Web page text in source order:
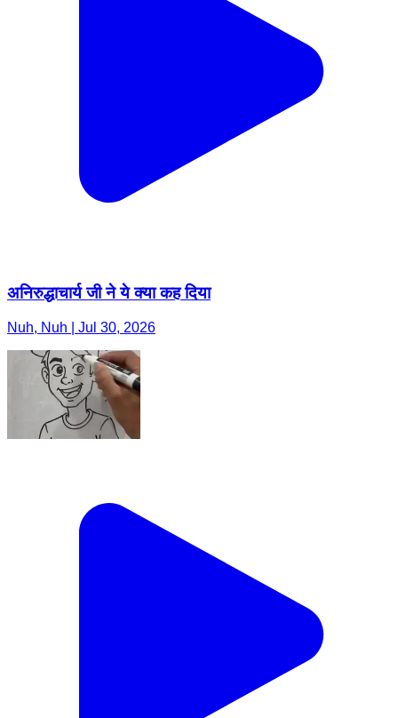
अनिरुद्धाचार्य जी ने ये क्या कह दिया
Nuh, Nuh | Jul 30, 2026